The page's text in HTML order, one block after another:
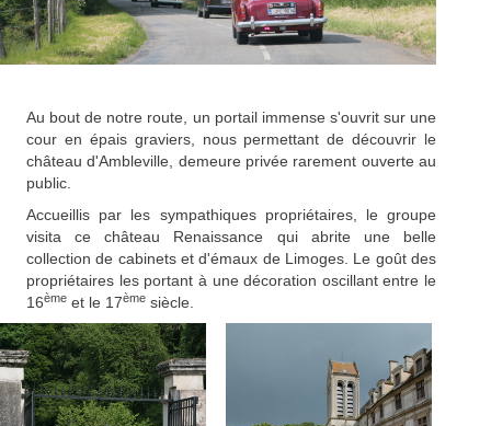
Au bout de notre route, un portail immense s'ouvrit sur une
cour en épais graviers, nous permettant de découvrir le
château d'Ambleville, demeure privée rarement ouverte au
public.
Accueillis par les sympathiques propriétaires, le groupe
visita ce château Renaissance qui abrite une belle
collection de cabinets et d'émaux de Limoges. Le goût des
propriétaires les portant à une décoration oscillant entre le
16ème et le 17ème siècle.